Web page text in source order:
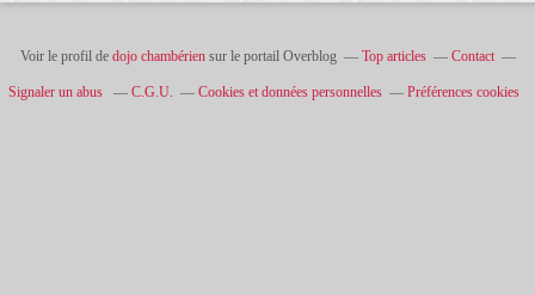
Voir le profil de dojo chambériensur le portail Overblog Top articles Contact
Signaler un abus C.G.U. Cookies et données personnelles Préférences cookies